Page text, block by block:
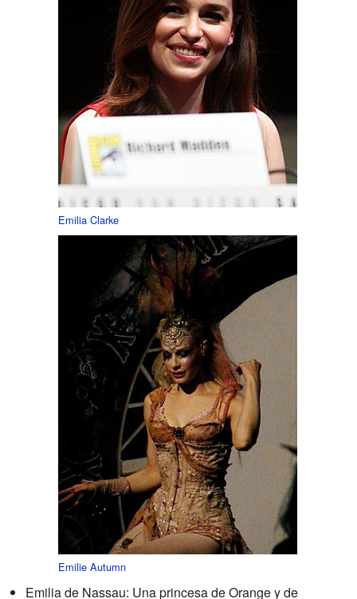
Emilia Clarke
Emilie Autumn
Emilia de Nassau: Una princesa de Orange y de